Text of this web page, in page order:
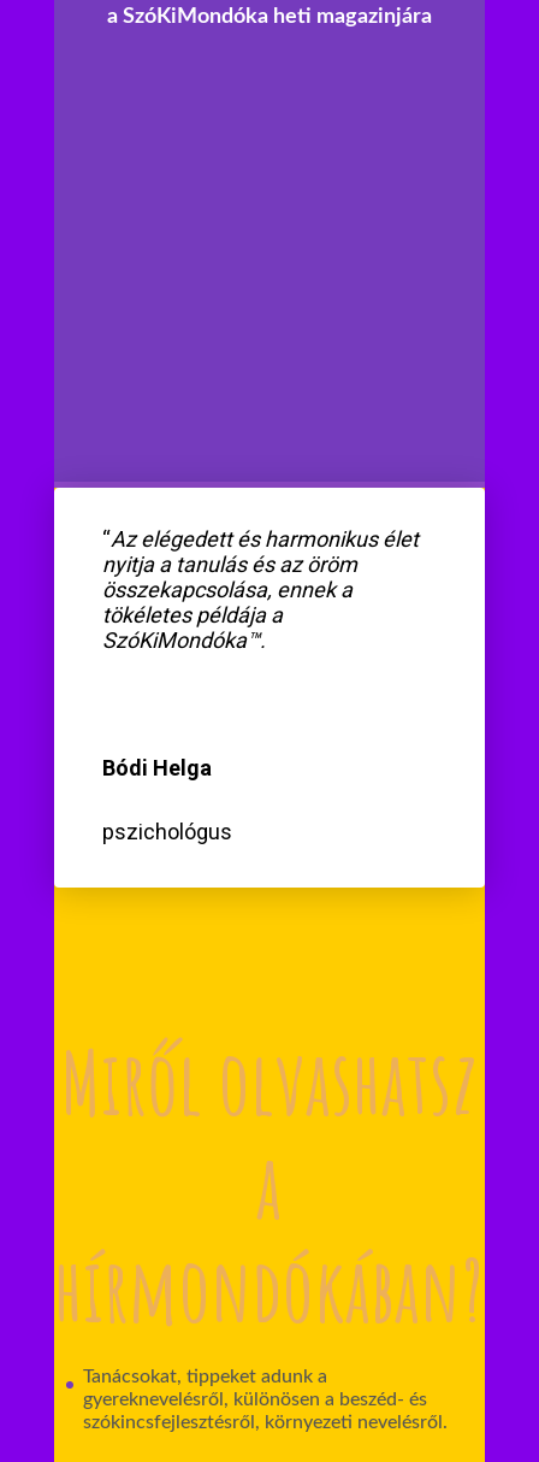
a SzóKiMondóka heti magazinjára
“Az elégedett és harmonikus élet
nyitja a tanulás és az öröm
összekapcsolása, ennek a
tökéletes példája a
SzóKiMondóka™.
Bódi Helga
pszichológus
Miről olvashatsz
a
hírmondókában?
Tanácsokat, tippeket adunk a
gyereknevelésről, különösen a beszéd- és
szókincsfejlesztésről, környezeti nevelésről.